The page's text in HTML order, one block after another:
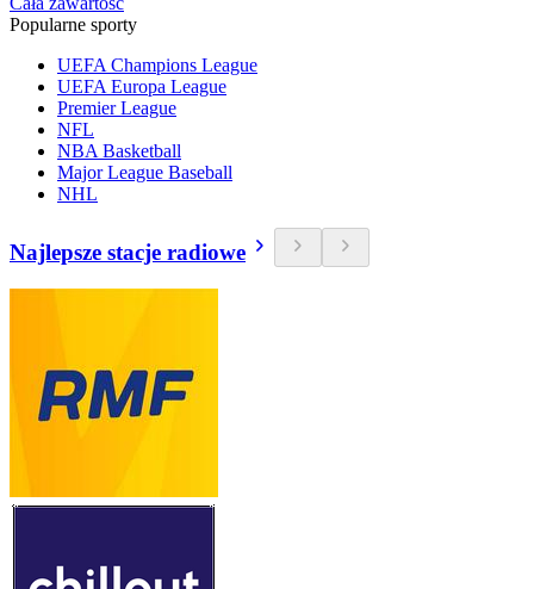
Popularne sporty
UEFA Champions League
UEFA Europa League
Premier League
NFL
NBA Basketball
Major League Baseball
NHL
Najlepsze stacje radiowe